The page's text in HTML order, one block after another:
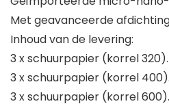
Met geavanceerde
Inhoud van de levering:
3 x schuurpapier (korrel 320).
3 x schuurpapier (korrel 400).
3 x schuurpapier (korrel 600).